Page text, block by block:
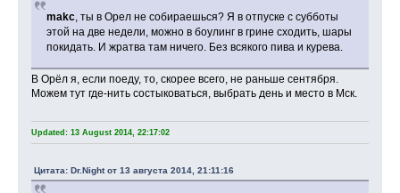
makc, ты в Орел не собираешься? Я в отпуске с субботы
этой на две недели, можно в боулинг в грине сходить, шары
покидать. И жратва там ничего. Без всякого пива и курева.
В Орёл я, если поеду, то, скорее всего, не раньше сентября.
Можем тут где-нить состыковаться, выбрать день и место в Мск.
Updated: 13 August 2014, 22:17:02
Цитата: Dr.Night от 13 августа 2014, 21:11:16